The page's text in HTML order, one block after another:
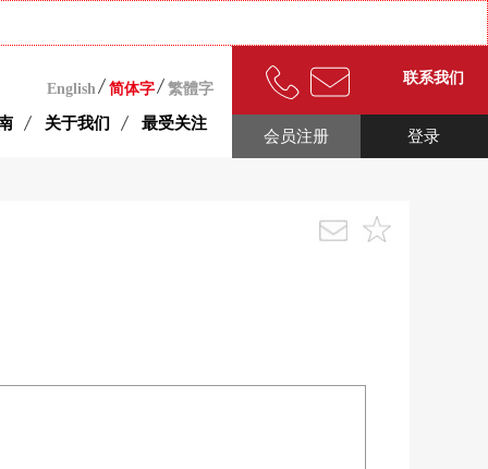
English 简体字 繁體字
关于我们 最受关注
联系我们
登录
会员注册